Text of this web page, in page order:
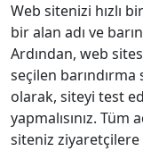
Web sitenizi hızlı
bir alan adı ve
Ardından, web
seçilen
olarak, siteyi test
yapmalısınız. Tüm
siteniz ziyaretçilere